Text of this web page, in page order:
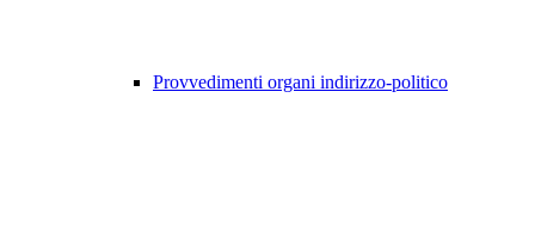
Provvedimenti organi indirizzo-politico